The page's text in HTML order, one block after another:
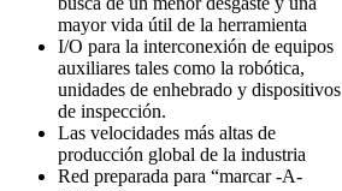
mayor vida útil de la herramienta
I/O para la interconexión de equipos
auxiliares tales como la robótica,
unidades de enhebrado y dispositivos
de inspección.
Las velocidades más altas de
producción global de la industria
Red preparada para “marcar -A-